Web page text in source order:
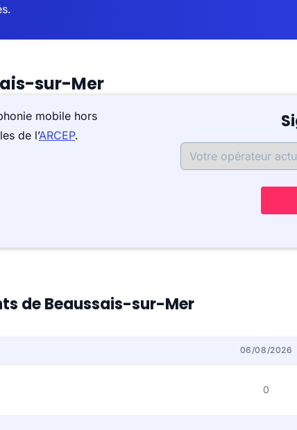
sur-Mer
mobile hors
de l’ARCEP.
de Beaussais-sur-Mer
06/08/2026
0